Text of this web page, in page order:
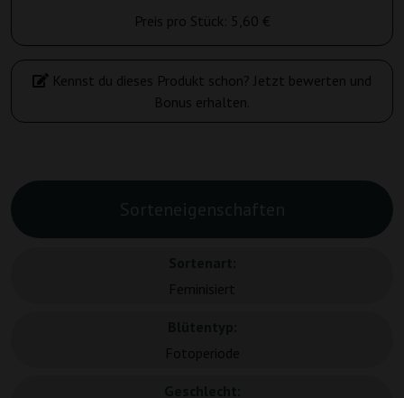
Preis pro Stück: 5,60 €
Kennst du dieses Produkt schon? Jetzt bewerten und
Bonus erhalten.
Sorteneigenschaften